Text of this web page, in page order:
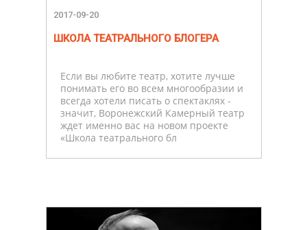
2017-09-20
ШКОЛА ТЕАТРАЛЬНОГО БЛОГЕРА
Если вы любите театр, хотите лучше
понимать его во всем многообразии и
всегда хотели писать о спектаклях -
значит, Воронежский Камерный театр
ждет именно вас на новом проекте
«Школа театрального бл